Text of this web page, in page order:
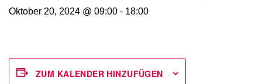
Oktober 20, 2024 @ 09:00 - 18:00
ZUM KALENDER HINZUFÜGEN